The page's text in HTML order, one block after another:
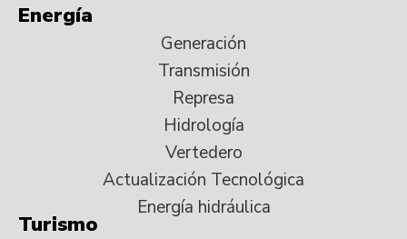
Energía
Generación
Transmisión
Represa
Hidrología
Vertedero
Actualización Tecnológica
Energía hidráulica
Turismo